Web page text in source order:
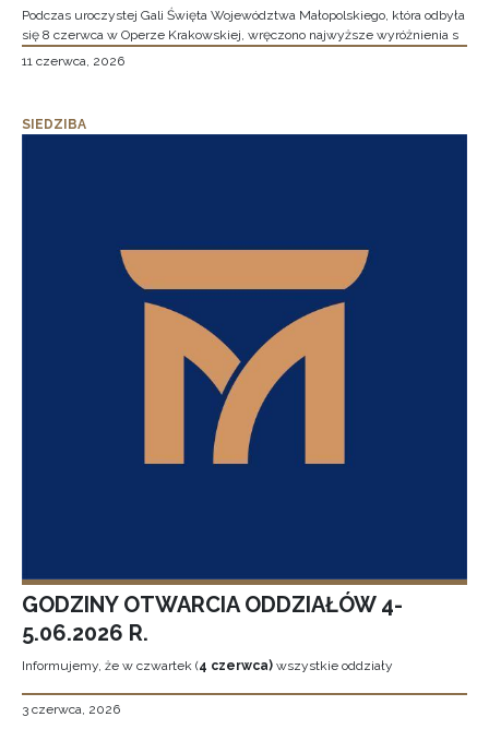
Podczas uroczystej Gali Święta Województwa Małopolskiego, która odbyła
się 8 czerwca w Operze Krakowskiej, wręczono najwyższe wyróżnienia s
11 czerwca, 2026
SIEDZIBA
GODZINY OTWARCIA ODDZIAŁÓW 4-
5.06.2026 R.
Informujemy, że w czwartek (4 czerwca) wszystkie oddziały
3 czerwca, 2026